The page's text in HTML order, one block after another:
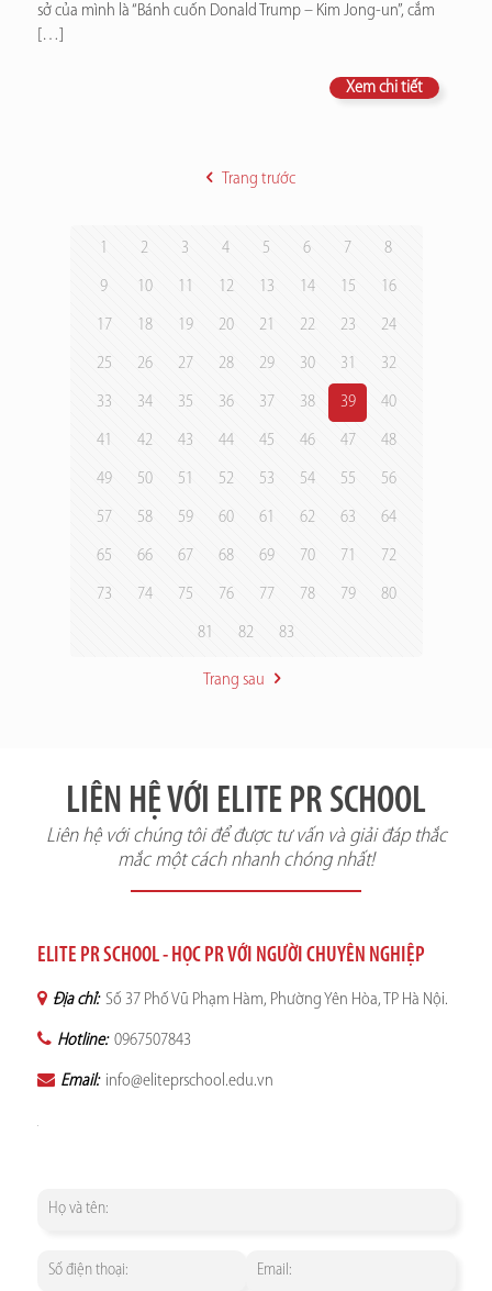
sở của mình là “Bánh cuốn Donald Trump – Kim Jong-un”, cắm
[…]
Xem chi tiết
Trang trước
1 2 3 4 5 6 7 8
9 10 11 12 13 14 15 16
17 18 19 20 21 22 23 24
25 26 27 28 29 30 31 32
33 34 35 36 37 38 39 40
41 42 43 44 45 46 47 48
49 50 51 52 53 54 55 56
57 58 59 60 61 62 63 64
65 66 67 68 69 70 71 72
73 74 75 76 77 78 79 80
81 82 83
Trang sau
LIÊN HỆ VỚI ELITE PR SCHOOL
Liên hệ với chúng tôi để được tư vấn và giải đáp thắc
mắc một cách nhanh chóng nhất!
ELITE PR SCHOOL - HỌC PR VỚI NGƯỜI CHUYÊN NGHIỆP
Địa chỉ: Số 37 Phố Vũ Phạm Hàm, Phường Yên Hòa, TP Hà Nội.
Hotline: 0967507843
Email: info@eliteprschool.edu.vn